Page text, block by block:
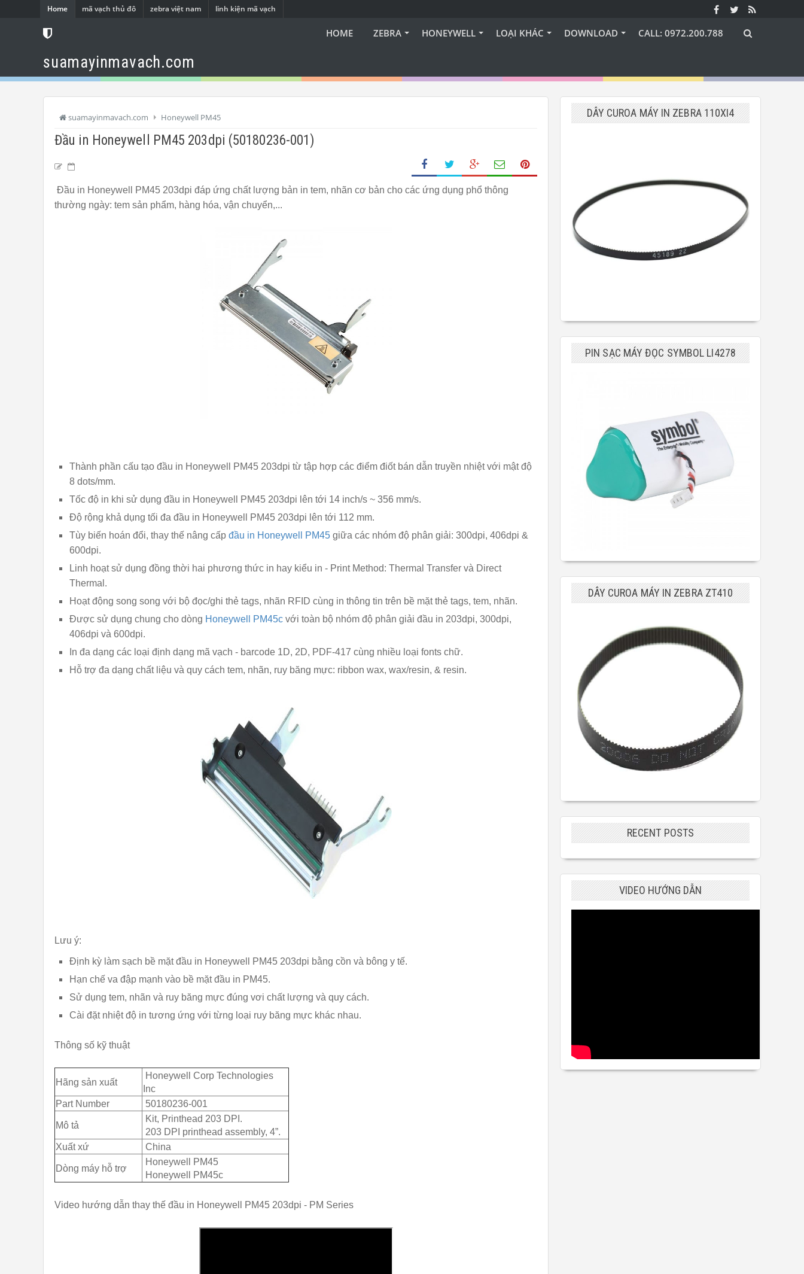
Home mã vạch thủ đô zebra việt nam linh kiện mã vạch
suamayinmavach.com
HOME ZEBRA HONEYWELL LOẠI KHÁC DOWNLOAD CALL: 0972.200.788
suamayinmavach.com Honeywell PM45
Đầu in Honeywell PM45 203dpi (50180236-001)
Đầu in Honeywell PM45 203dpi đáp ứng chất lượng bản in tem, nhãn cơ bản cho các ứng dụng phổ thông
thường ngày: tem sản phẩm, hàng hóa, vận chuyển,...
Thành phần cấu tạo đầu in Honeywell PM45 203dpi từ tập hợp các điểm điốt bán dẫn truyền nhiệt với mật độ
8 dots/mm.
Tốc độ in khi sử dụng đầu in Honeywell PM45 203dpi lên tới 14 inch/s ~ 356 mm/s.
Độ rộng khả dụng tối đa đầu in Honeywell PM45 203dpi lên tới 112 mm.
Tùy biến hoán đổi, thay thế nâng cấp đầu in Honeywell PM45 giữa các nhóm độ phân giải: 300dpi, 406dpi &
600dpi.
Linh hoạt sử dụng đồng thời hai phương thức in hay kiểu in - Print Method: Thermal Transfer và Direct
Thermal.
Hoạt động song song với bộ đọc/ghi thẻ tags, nhãn RFID cùng in thông tin trên bề mặt thẻ tags, tem, nhãn.
Được sử dụng chung cho dòng Honeywell PM45c với toàn bộ nhóm độ phân giải đầu in 203dpi, 300dpi,
406dpi và 600dpi.
In đa dạng các loại định dạng mã vạch - barcode 1D, 2D, PDF-417 cùng nhiều loại fonts chữ.
Hỗ trợ đa dạng chất liệu và quy cách tem, nhãn, ruy băng mực: ribbon wax, wax/resin, & resin.
Lưu ý:
Định kỳ làm sạch bề mặt đầu in Honeywell PM45 203dpi bằng cồn và bông y tế.
Hạn chế va đập mạnh vào bề mặt đầu in PM45.
Sử dụng tem, nhãn và ruy băng mực đúng vơi chất lượng và quy cách.
Cài đặt nhiệt độ in tương ứng với từng loại ruy băng mực khác nhau.
Thông số kỹ thuật
Hãng sản xuất
Honeywell Corp Technologies
Inc
Part Number
50180236-001
Mô tả
Kit, Printhead 203 DPI.
203 DPI printhead assembly, 4”.
Xuất xứ
China
Dòng máy hỗ trợ
Honeywell PM45
Honeywell PM45c
Video hướng dẫn thay thế đầu in Honeywell PM45 203dpi - PM Series
DÂY CUROA MÁY IN ZEBRA 110XI4
PIN SẠC MÁY ĐỌC SYMBOL LI4278
DÂY CUROA MÁY IN ZEBRA ZT410
RECENT POSTS
VIDEO HƯỚNG DẪN